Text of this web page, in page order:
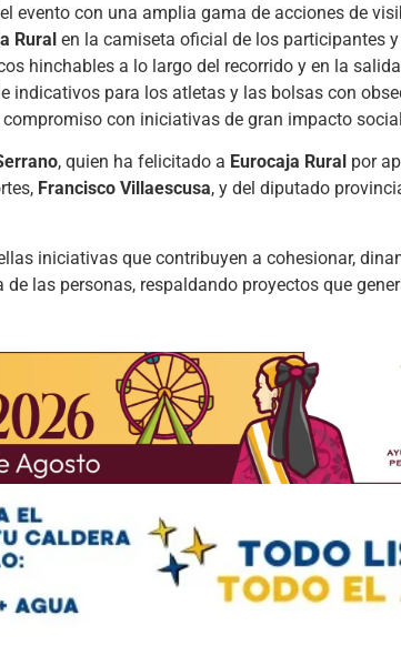
evento con una amplia gama de acciones de
Rural en la camiseta oficial de los participantes
hinchables a lo largo del recorrido y en la
indicativos para los atletas y las bolsas con
con iniciativas de gran impacto
, quien ha felicitado a Eurocaja Rural por
Francisco Villaescusa, y del diputado
iniciativas que contribuyen a cohesionar,
las personas, respaldando proyectos que